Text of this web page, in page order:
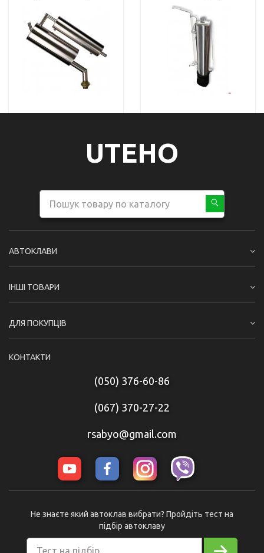
UTEHO
АВТОКЛАВИ
ІНШІ ТОВАРИ
ДЛЯ ПОКУПЦІВ
КОНТАКТИ
(050) 376-60-86
(067) 370-27-22
rsabyo@gmail.com
Тест на підбір
Не знаєте який автоклав вибрати? Пройдіть тест на
підбір автоклаву